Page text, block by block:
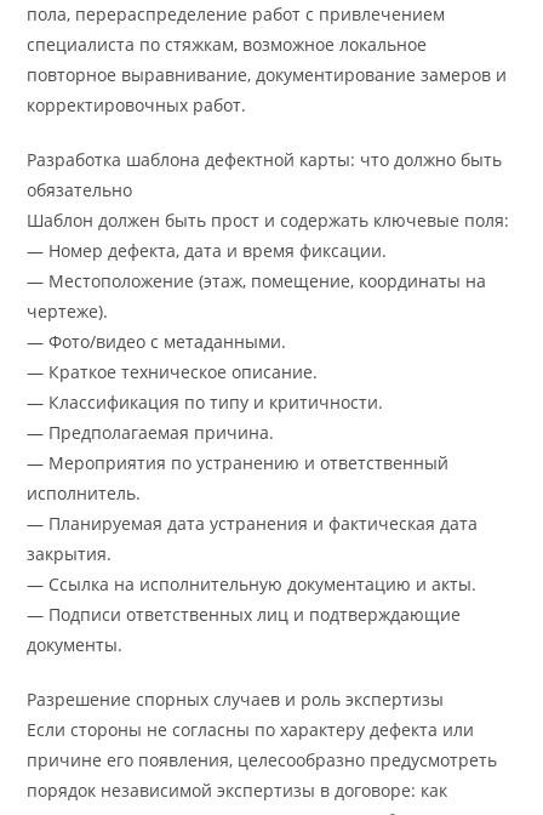
пола, перераспределение работ с привлечением
специалиста по стяжкам, возможное локальное
повторное выравнивание, документирование замеров и
корректировочных работ.
Разработка шаблона дефектной карты: что должно быть
обязательно
Шаблон должен быть прост и содержать ключевые поля:
— Номер дефекта, дата и время фиксации.
— Местоположение (этаж, помещение, координаты на
чертеже).
— Фото/видео с метаданными.
— Краткое техническое описание.
— Классификация по типу и критичности.
— Предполагаемая причина.
— Мероприятия по устранению и ответственный
исполнитель.
— Планируемая дата устранения и фактическая дата
закрытия.
— Ссылка на исполнительную документацию и акты.
— Подписи ответственных лиц и подтверждающие
документы.
Разрешение спорных случаев и роль экспертизы
Если стороны не согласны по характеру дефекта или
причине его появления, целесообразно предусмотреть
порядок независимой экспертизы в договоре: как